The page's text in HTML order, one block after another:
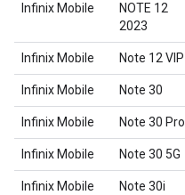
Infinix Mobile
NOTE 12
2023
Infinix Mobile Note 12 VIP
Infinix Mobile Note 30
Infinix Mobile Note 30 Pro
Infinix Mobile Note 30 5G
Infinix Mobile Note 30i